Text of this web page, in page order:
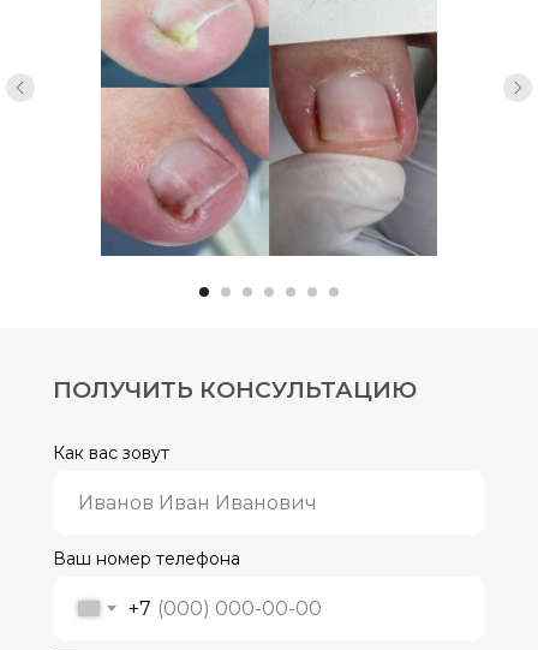
Как вас зовут
Ваш номер телефона
+7
ПОЛУЧИТЬ КОНСУЛЬТАЦИЮ